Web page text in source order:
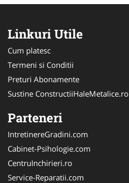
Linkuri Utile
Cum platesc
Termeni si Conditii
Preturi Abonamente
Sustine ConstructiiHaleMetalice.ro
Parteneri
IntretinereGradini.com
Cabinet-Psihologie.com
CentruInchirieri.ro
Service-Reparatii.com